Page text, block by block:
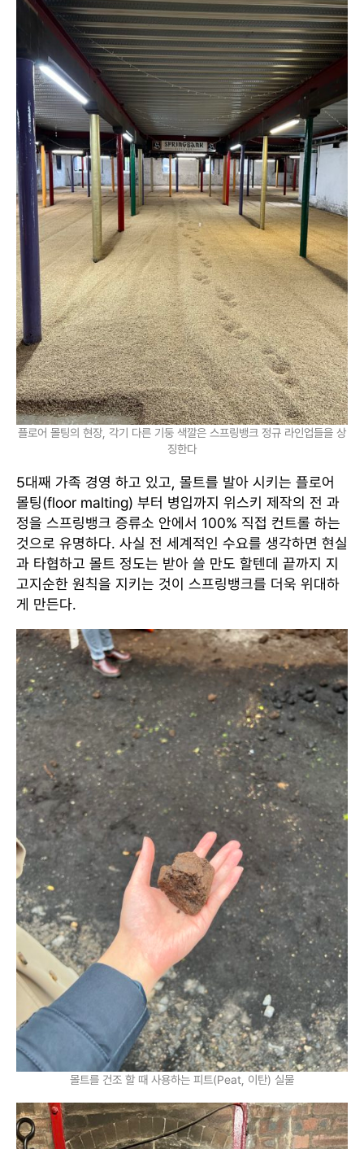
플로어 몰팅의 현장, 각기 다른 기둥 색깔은 스프링뱅크 정규 라인업들을 상
징한다
5대째 가족 경영 하고 있고, 몰트를 발아 시키는 플로어
몰팅(floor malting) 부터 병입까지 위스키 제작의 전 과
정을 스프링뱅크 증류소 안에서 100% 직접 컨트롤 하는
것으로 유명하다. 사실 전 세계적인 수요를 생각하면 현실
과 타협하고 몰트 정도는 받아 쓸 만도 할텐데 끝까지 지
고지순한 원칙을 지키는 것이 스프링뱅크를 더욱 위대하
게 만든다.
몰트를 건조 할 때 사용하는 피트(Peat, 이탄) 실물